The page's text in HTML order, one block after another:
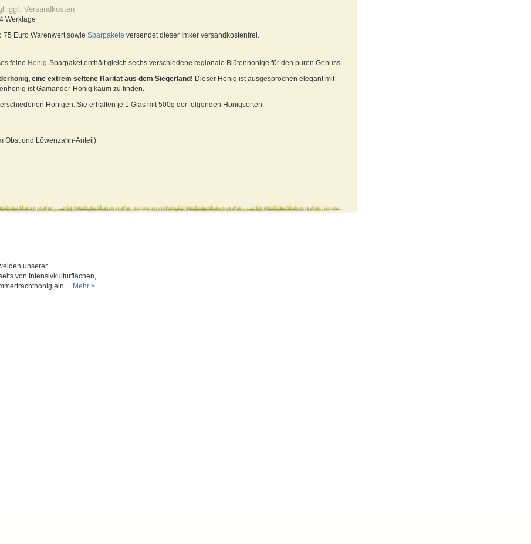
ggf. Versandkosten
Werktage
75 Euro Warenwert sowieSparpakete versendet dieser Imker versandkostenfrei.
feine Honig-Sparpaket enthält gleich sechs verschiedene regionale Blütenhonige für den puren Genuss.
eine extrem seltene Rarität aus dem Siegerland! Dieser Honig ist ausgesprochen elegant mit
ist Gamander-Honig kaum zu finden.
Honigen. Sie erhalten je 1 Glas mit 500g der folgenden Honigsorten:
Obst und Löwenzahn-Anteil)
unserer
von Intensivkulturflächen,
ein... Mehr >